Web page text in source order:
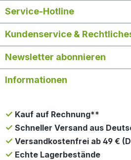
Service-Hotline
Kundenservice &
Newsletter abonnieren
Informationen
Kauf auf Rechnung**
Schneller Versand aus
Versandkostenfrei ab 49 €
Echte Lagerbestände